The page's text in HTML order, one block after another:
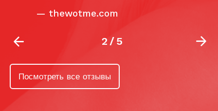
thewotme.com
2/5
Посмотреть все отзывы